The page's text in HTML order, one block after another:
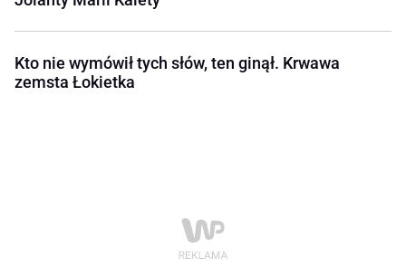
Kto nie wymówił tych słów, ten ginął. Krwawa
zemsta Łokietka